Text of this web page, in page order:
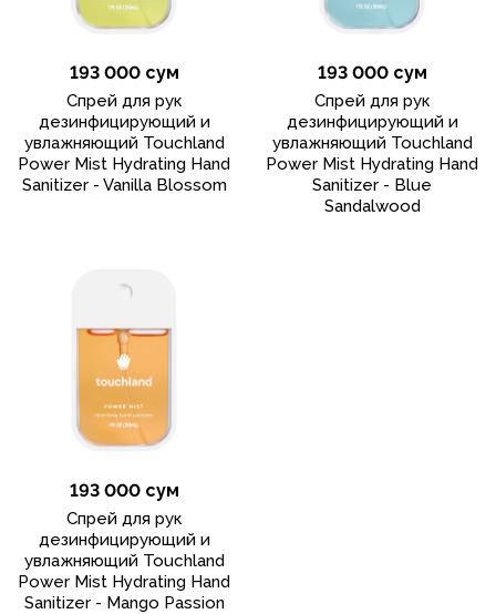
193 000 сум
Спрей для рук
дезинфицирующий и
увлажняющий Touchland
Power Mist Hydrating Hand
Sanitizer - Vanilla Blossom
193 000 сум
Спрей для рук
дезинфицирующий и
увлажняющий Touchland
Power Mist Hydrating Hand
Sanitizer - Blue
Sandalwood
193 000 сум
Спрей для рук
дезинфицирующий и
увлажняющий Touchland
Power Mist Hydrating Hand
Sanitizer - Mango Passion